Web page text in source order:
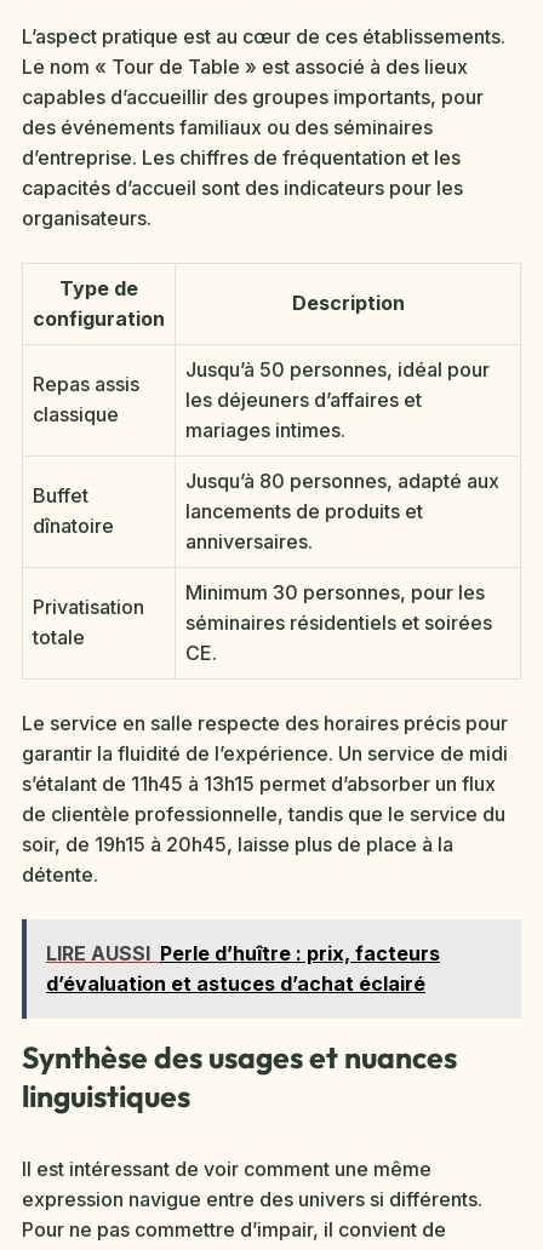
L’aspect pratique est au cœur de ces établissements.
Le nom « Tour de Table » est associé à des lieux
capables d’accueillir des groupes importants, pour
des événements familiaux ou des séminaires
d’entreprise. Les chiffres de fréquentation et les
capacités d’accueil sont des indicateurs pour les
organisateurs.
Type de
configuration
Description
Repas assis
classique
Jusqu’à 50 personnes, idéal pour
les déjeuners d’affaires et
mariages intimes.
Buffet
dînatoire
Jusqu’à 80 personnes, adapté aux
lancements de produits et
anniversaires.
Privatisation
totale
Minimum 30 personnes, pour les
séminaires résidentiels et soirées
CE.
Le service en salle respecte des horaires précis pour
garantir la fluidité de l’expérience. Un service de midi
s’étalant de 11h45 à 13h15 permet d’absorber un flux
de clientèle professionnelle, tandis que le service du
soir, de 19h15 à 20h45, laisse plus de place à la
détente.
LIRE AUSSI Perle d’huître : prix, facteurs
d’évaluation et astuces d’achat éclairé
Synthèse des usages et nuances
linguistiques
Il est intéressant de voir comment une même
expression navigue entre des univers si différents.
Pour ne pas commettre d’impair, il convient de